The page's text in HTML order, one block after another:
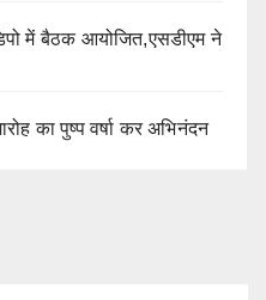
में बैठक आयोजित,एसडीएम ने
का पुष्प वर्षा कर अभिनंदन